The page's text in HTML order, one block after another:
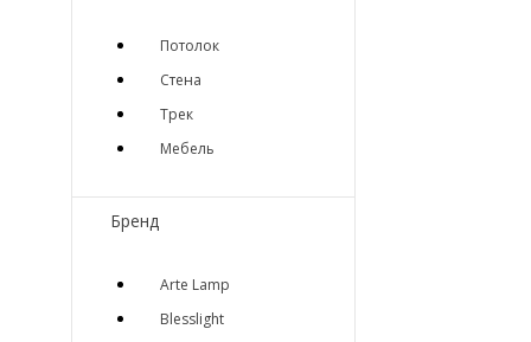
Потолок
Стена
Трек
Мебель
Бренд
Arte Lamp
Blesslight